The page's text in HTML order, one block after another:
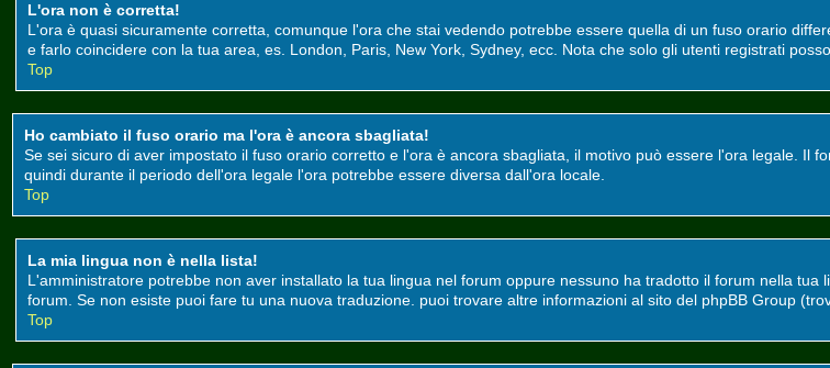
L'ora non è corretta!
L'ora è quasi sicuramente corretta, comunque l'ora che stai vedendo potrebbe essere quella di un fuso orario
e farlo coincidere con la tua area, es. London, Paris, New York, Sydney, ecc. Nota che solo gli utenti registrati
Top
Ho cambiato il fuso orario ma l'ora è ancora sbagliata!
Se sei sicuro di aver impostato il fuso orario corretto e l'ora è ancora sbagliata, il motivo può essere l'ora legale. Il
quindi durante il periodo dell'ora legale l'ora potrebbe essere diversa dall'ora locale.
Top
La mia lingua non è nella lista!
L'amministratore potrebbe non aver installato la tua lingua nel forum oppure nessuno ha tradotto il forum nella
forum. Se non esiste puoi fare tu una nuova traduzione. puoi trovare altre informazioni al sito del phpBB Group
Top